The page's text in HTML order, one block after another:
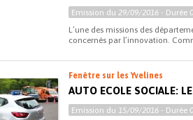
Emission du29/09/2016 - Durée
L’une des missions des
concernés par l’innovation.
Fenêtre sur les Yvelines
AUTO ECOLE SOCIALE:
Emission du15/09/2016 - Durée